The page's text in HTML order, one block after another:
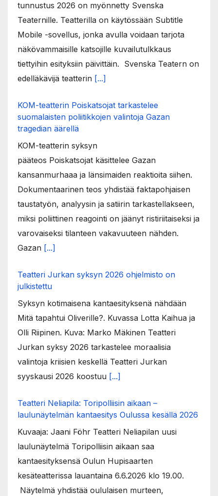
tunnustus 2026 on myönnetty Svenska
Teaternille. Teatterilla on käytössään Subtitle
Mobile -sovellus, jonka avulla voidaan tarjota
näkövammaisille katsojille kuvailutulkkaus
tiettyihin esityksiin päivittäin. Svenska Teatern on
edelläkävijä teatterin [...]
KOM-teatterin Poiskatsojat tarkastelee
suomalaisten poliitikkojen valintoja Gazan
tragedian äärellä
KOM-teatterin syksyn
pääteos Poiskatsojat käsittelee Gazan
kansanmurhaaa ja länsimaiden reaktioita siihen.
Dokumentaarinen teos yhdistää faktapohjaisen
taustatyön, analyysin ja satiirin tarkastellakseen,
miksi poliittinen reagointi on jäänyt ristiriitaiseksi ja
varovaiseksi tilanteen vakavuuteen nähden.
Gazan [...]
Teatteri Jurkan syksyn 2026 ohjelmisto on
julkistettu
Syksyn kotimaisena kantaesityksenä nähdään
Mitä tapahtui Oliverille?. Kuvassa Lotta Kaihua ja
Olli Riipinen. Kuva: Marko Mäkinen Teatteri
Jurkan syksy 2026 tarkastelee moraalisia
valintoja kriisien keskellä Teatteri Jurkan
syyskausi 2026 koostuu [...]
Teatteri Neliapila: Toripolliisin aikaan –
laulunäytelmän kantaesitys Oulussa kesällä 2026
Kuvaaja: Jaani Föhr Teatteri Neliapilan uusi
laulunäytelmä Toripolliisin aikaan saa
kantaesityksensä Oulun Hupisaarten
kesäteatterissa lauantaina 6.6.2026 klo 19.00.
Näytelmä yhdistää oululaisen murteen,